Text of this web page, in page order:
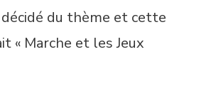
du thème et cette
« Marche et les Jeux